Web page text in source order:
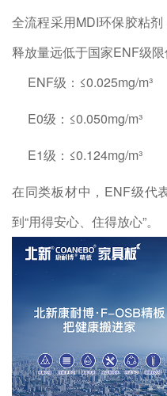
全流程采用MDI环保胶粘
释放量远低于国家ENF级限
ENF级：≤0.025mg/m³
E0级：≤0.050mg/m³
E1级：≤0.124mg/m³
在同类板材中，ENF级代
到“用得安心、住得放心”。